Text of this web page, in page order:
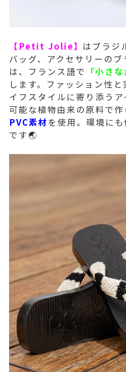
【Petit Jolie】 はブラジ
バッグ、アクセサリーのブ
は、フランス語で
「小さ
します。ファッション性
イフスタイルに寄り添うア
可能な植物由来の原料で作
PVC素材を使用。環境に
です🌏